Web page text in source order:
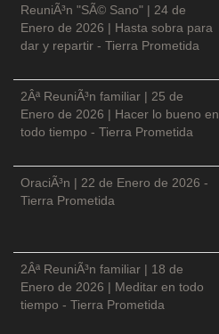
ReuniÃ³n "SÃ© Sano" | 24 de
Enero de 2026 | Hasta sobra para
dar y repartir - Tierra Prometida
2Âª ReuniÃ³n familiar | 25 de
Enero de 2026 | Hacer lo bueno en
todo tiempo - Tierra Prometida
OraciÃ³n | 22 de Enero de 2026 -
Tierra Prometida
2Âª ReuniÃ³n familiar | 18 de
Enero de 2026 | Meditar en todo
tiempo - Tierra Prometida